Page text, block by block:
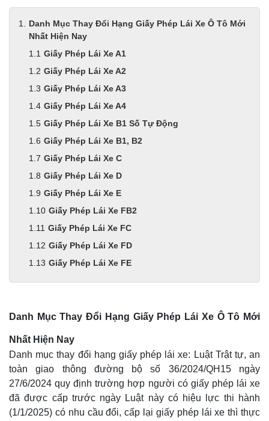
Danh Mục Thay Đổi Hạng Giấy Phép Lái Xe Ô Tô Mới
Nhất Hiện Nay
Giấy Phép Lái Xe A1
Giấy Phép Lái Xe A2
Giấy Phép Lái Xe A3
Giấy Phép Lái Xe A4
Giấy Phép Lái Xe B1 Số Tự Động
Giấy Phép Lái Xe B1, B2
Giấy Phép Lái Xe C
Giấy Phép Lái Xe D
Giấy Phép Lái Xe E
Giấy Phép Lái Xe FB2
Giấy Phép Lái Xe FC
Giấy Phép Lái Xe FD
Giấy Phép Lái Xe FE
Danh Mục Thay Đổi Hạng Giấy Phép Lái Xe Ô Tô Mới
Nhất Hiện Nay
Danh mục thay đổi hạng giấy phép lái xe: Luật Trật tự, an
toàn giao thông đường bộ số 36/2024/QH15 ngày
27/6/2024 quy định trường hợp người có giấy phép lái xe
đã được cấp trước ngày Luật này có hiệu lực thi hành
(1/1/2025) có nhu cầu đổi, cấp lại giấy phép lái xe thì thực